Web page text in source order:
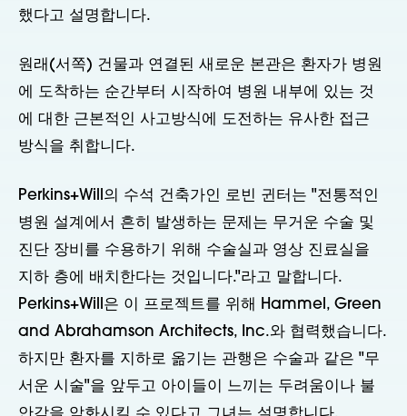
했다고 설명합니다.
원래(서쪽) 건물과 연결된 새로운 본관은 환자가 병원
에 도착하는 순간부터 시작하여 병원 내부에 있는 것
에 대한 근본적인 사고방식에 도전하는 유사한 접근
방식을 취합니다.
Perkins+Will의 수석 건축가인 로빈 귄터는 "전통적인
병원 설계에서 흔히 발생하는 문제는 무거운 수술 및
진단 장비를 수용하기 위해 수술실과 영상 진료실을
지하 층에 배치한다는 것입니다."라고 말합니다.
Perkins+Will은 이 프로젝트를 위해 Hammel, Green
and Abrahamson Architects, Inc.와 협력했습니다.
하지만 환자를 지하로 옮기는 관행은 수술과 같은 "무
서운 시술"을 앞두고 아이들이 느끼는 두려움이나 불